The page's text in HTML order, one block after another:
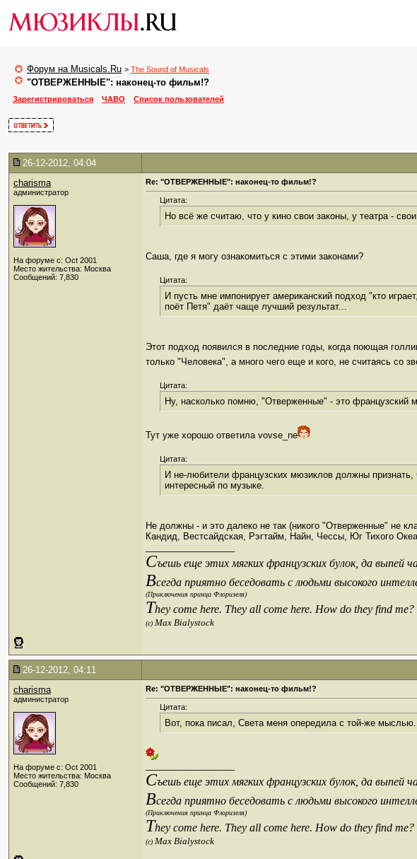
Форум на Musicals.Ru > The Sound of Musicals
"ОТВЕРЖЕННЫЕ": наконец-то фильм!?
Зарегистрироваться
ЧАВО Список пользователей
26-12-2012, 04:04
charisma
администратор
На форуме с: Oct 2001
Место жительства: Москва
Сообщений: 7,830
Re: "ОТВЕРЖЕННЫЕ": наконец-то фильм!?
Цитата:
Но всё же считаю, что у кино свои законы, у театра -
Саша, где я могу ознакомиться с этими законами?
Цитата:
И пусть мне импонирует американский подход "кто
поёт Петя" даёт чаще лучший результат...
Этот подход появился в последние годы, когда поющая
только "Человека", а много чего еще и кого, не считаясь со
Цитата:
Ну, насколько помню, "Отверженные" - это французский
Тут уже хорошо ответила vovse_ne
Цитата:
И не-любители французских мюзиклов должны
интересный по музыке.
Не должны - и это далеко не так (никого "Отверженные" не
Кандид, Вестсайдская, Рэгтайм, Найн, Чессы, Юг Тихого
Съешь еще этих мягких французских булок, да выпей
Всегда приятно беседовать с людьми высокого
(Приключения принца Флоризеля)
They come here. They all come here. How do they find me?
(c) Max Bialystock
26-12-2012, 04:11
charisma
администратор
На форуме с: Oct 2001
Место жительства: Москва
Сообщений: 7,830
Re: "ОТВЕРЖЕННЫЕ": наконец-то фильм!?
Цитата:
Вот, пока писал, Света меня опередила с той-же мыслью.
Съешь еще этих мягких французских булок, да выпей
Всегда приятно беседовать с людьми высокого
(Приключения принца Флоризеля)
They come here. They all come here. How do they find me?
(c) Max Bialystock